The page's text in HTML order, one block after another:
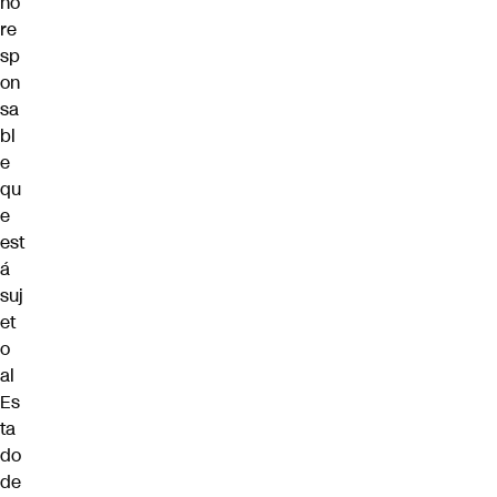
re
sp
on
sa
bl
e
qu
e
est
á
suj
et
o
al
Es
ta
do
de